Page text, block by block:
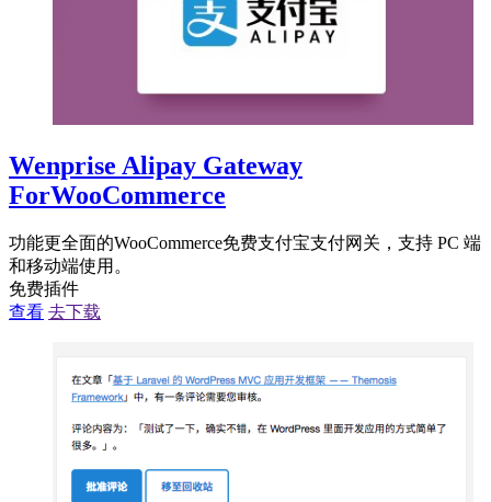
Wenprise Alipay Gateway
ForWooCommerce
功能更全面的WooCommerce免费支付宝支付网关，支持 PC 端
和移动端使用。
免费插件
查看 去下载